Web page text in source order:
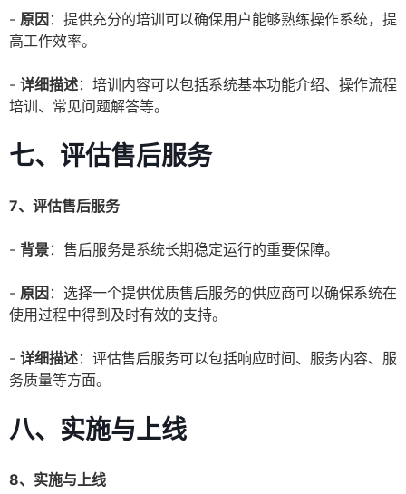
- 原因 ：提供充分的培训可以确保用户能够熟练操作系统，提
高工作效率。
- 详细描述：培训内容可以包括系统基本功能介绍、操作流程
培训、常见问题解答等。
七、评估售后服务
7、评估售后服务
- 背景：售后服务是系统长期稳定运行的重要保障。
- 原因 ：选择一个提供优质售后服务的供应商可以确保系统在
使用过程中得到及时有效的支持。
- 详细描述：评估售后服务可以包括响应时间、服务内容、服
务质量等方面。
八、实施与上线
8、实施与上线